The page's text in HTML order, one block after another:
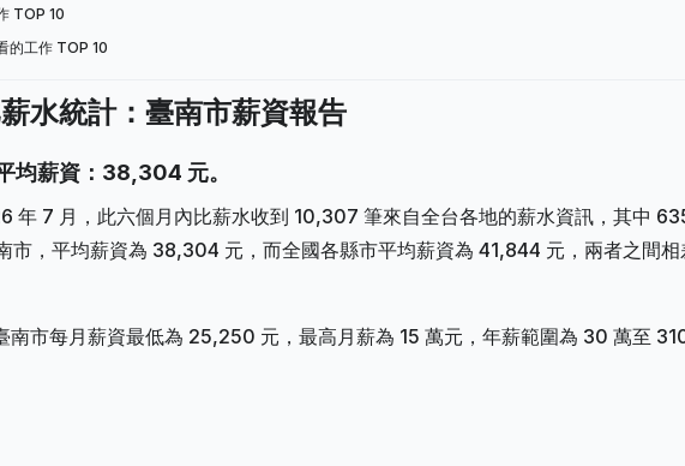
TOP 10
的工作 TOP 10
水統計：臺南市薪資報告
均薪資：38,304 元。
年 7 月，此六個月內比薪水收到 10,307 筆來自全台各地的薪水資訊，其中
市，平均薪資為 38,304 元，而全國各縣市平均薪資為 41,844 元，兩者之間相
南市每月薪資最低為 25,250 元，最高月薪為 15 萬元，年薪範圍為 30 萬至